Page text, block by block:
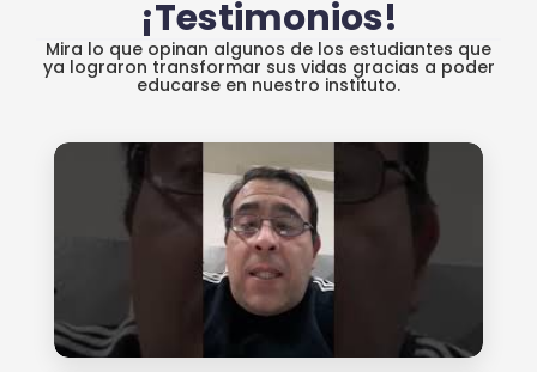
¡Testimonios!
Mira lo que opinan algunos de los estudiantes que
ya lograron transformar sus vidas gracias a poder
educarse en nuestro instituto.